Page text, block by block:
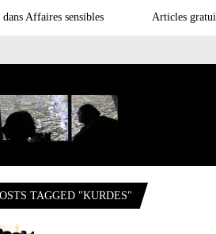
Affaires sensibles Articles
TAGGED "KURDES"